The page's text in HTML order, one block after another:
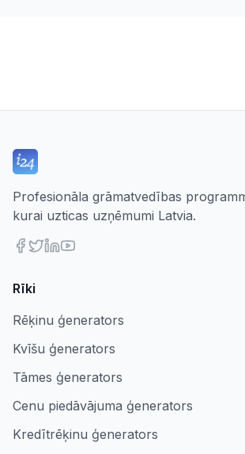
Profesionāla grāmatvedības
kurai uzticas uzņēmumi Latvia.
Rīki
Rēķinu ģenerators
Kvīšu ģenerators
Tāmes ģenerators
Cenu piedāvājuma ģenerators
Kredītrēķinu ģenerators